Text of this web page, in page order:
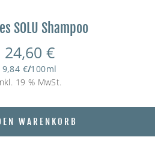
SOLU Shampoo
24,60 €
9,84 €/100ml
19 % MwSt.
WARENKORB